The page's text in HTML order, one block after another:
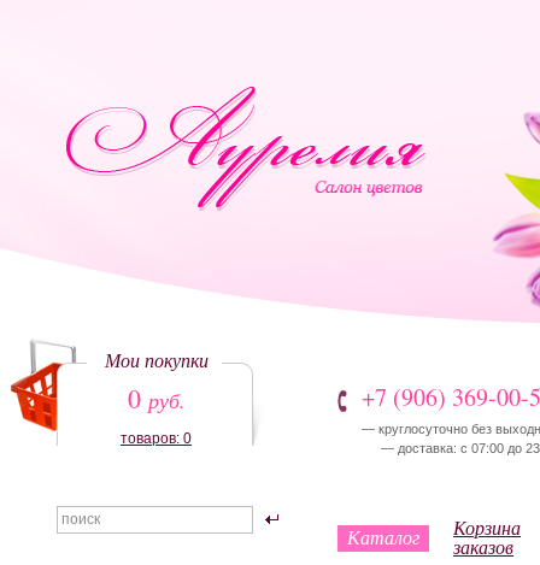
Мои покупки
0 руб.
товаров: 0
+7 (906) 369-00-
— круглосуточно без
— доставка: с 07:00 до
Каталог Корзина
заказов